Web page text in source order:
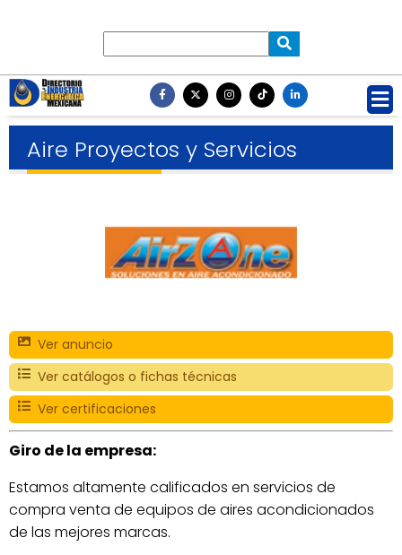
Aire Proyectos y Servicios
Ver anuncio
Ver catálogos o fichas técnicas
Ver certificaciones
Giro de la empresa:
Estamos altamente calificados en servicios de
compra venta de equipos de aires acondicionados
de las mejores marcas.